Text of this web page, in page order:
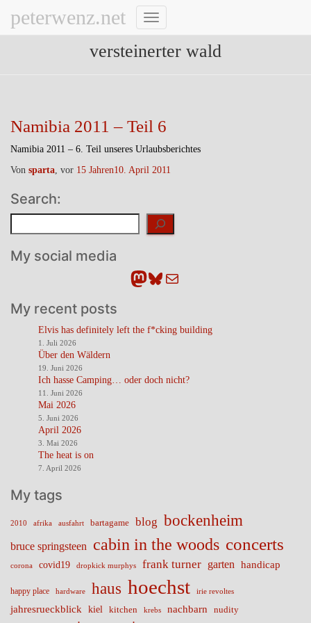
peterwenz.net
Navigation
versteinerter wald
Namibia 2011 – Teil 6
Namibia 2011 – 6. Teil unseres Urlaubsberichtes
Von sparta, vor 15 Jahren10. April 2011
Search:
My social media
Mastodon
Bluesky
E-Mail
My recent posts
Elvis has definitely left the f*cking building
1. Juli 2026
Über den Wäldern
19. Juni 2026
Ich hasse Camping… oder doch nicht?
11. Juni 2026
Mai 2026
5. Juni 2026
April 2026
3. Mai 2026
The heat is on
7. April 2026
My tags
2010 afrika ausfahrt bartagame blog bockenheim
bruce springsteen cabin in the woods concerts
corona covid19 dropkick murphys frank turner garten handicap
happy place hardware haus hoechst irie revoltes
jahresrueckblick kiel kitchen krebs nachbarn nudity